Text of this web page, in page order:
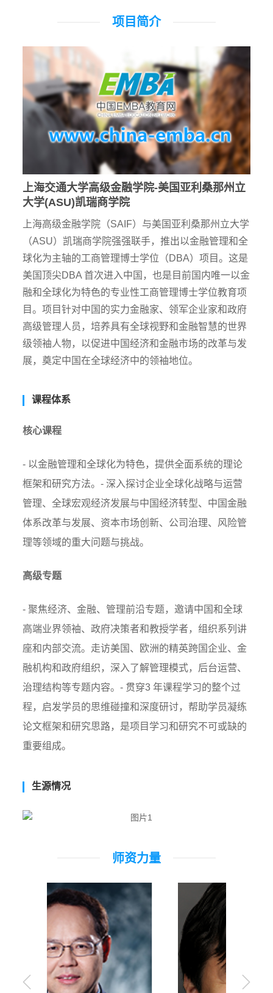
项目简介
上海交通大学高级金融学院-美国亚利桑那州立
大学(ASU)凯瑞商学院
上海高级金融学院（SAIF）与美国亚利桑那州立大学
（ASU）凯瑞商学院强强联手，推出以金融管理和全
球化为主轴的工商管理博士学位（DBA）项目。这是
美国顶尖DBA 首次进入中国，也是目前国内唯一以金
融和全球化为特色的专业性工商管理博士学位教育项
目。项目针对中国的实力金融家、领军企业家和政府
高级管理人员，培养具有全球视野和金融智慧的世界
级领袖人物，以促进中国经济和金融市场的改革与发
展，奠定中国在全球经济中的领袖地位。
课程体系
核心课程
- 以金融管理和全球化为特色，提供全面系统的理论
框架和研究方法。- 深入探讨企业全球化战略与运营
管理、全球宏观经济发展与中国经济转型、中国金融
体系改革与发展、资本市场创新、公司治理、风险管
理等领域的重大问题与挑战。
高级专题
- 聚焦经济、金融、管理前沿专题，邀请中国和全球
高端业界领袖、政府决策者和教授学者，组织系列讲
座和内部交流。走访美国、欧洲的精英跨国企业、金
融机构和政府组织，深入了解管理模式，后台运营、
治理结构等专题内容。- 贯穿3 年课程学习的整个过
程，启发学员的思维碰撞和深度研讨，帮助学员凝练
论文框架和研究思路，是项目学习和研究不可或缺的
重要组成。
生源情况
师资力量